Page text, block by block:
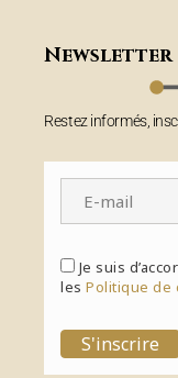
Newsletter
Restez informés,
Je suis
lesPolitique de
S'inscrire